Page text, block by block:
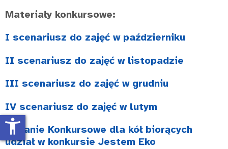
Materiały konkursowe:
I scenariusz do zajęć w październiku
II scenariusz do zajęć w listopadzie
III scenariusz do zajęć w grudniu
IV scenariusz do zajęć w lutym
Zadanie Konkursowe dla kół biorących
udział w konkursie Jestem Eko
accessibility_new